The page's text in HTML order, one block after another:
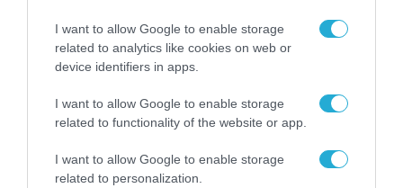
I want to allow Google to enable storage
related to analytics like cookies on web or
device identifiers in apps.
I want to allow Google to enable storage
related to functionality of the website or app.
I want to allow Google to enable storage
related to personalization.
07.08.2026 | 20:02
Ο Γιάννης Αλαφούζος «τέλειωσε» τον
Κωνσταντίνο Ζούλα από τον ΣΚΑΪ – Ο λόγος της